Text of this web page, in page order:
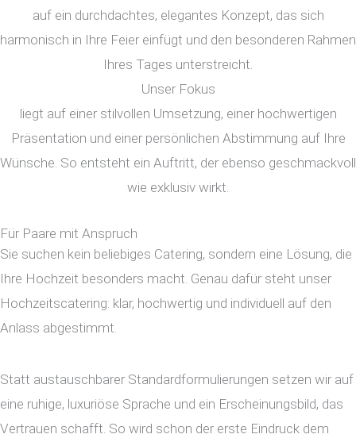
auf ein durchdachtes, elegantes Konzept, das sich
harmonisch in Ihre Feier einfügt und den besonderen Rahmen
Ihres Tages unterstreicht.
Unser Fokus
liegt auf einer stilvollen Umsetzung, einer hochwertigen
Präsentation und einer persönlichen Abstimmung auf Ihre
Wünsche. So entsteht ein Auftritt, der ebenso geschmackvoll
wie exklusiv wirkt.
Für Paare mit Anspruch
Sie suchen kein beliebiges Catering, sondern eine Lösung, die
Ihre Hochzeit besonders macht. Genau dafür steht unser
Hochzeitscatering: klar, hochwertig und individuell auf den
Anlass abgestimmt.
Statt austauschbarer Standardformulierungen setzen wir auf
eine ruhige, luxuriöse Sprache und ein Erscheinungsbild, das
Vertrauen schafft. So wird schon der erste Eindruck dem